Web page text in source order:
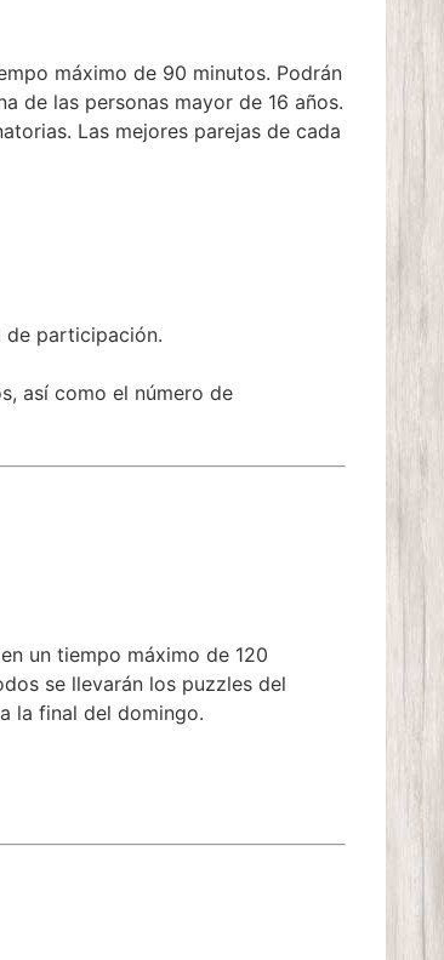
máximo de 90 minutos. Podrán
de las personas mayor de 16 años.
Las mejores parejas de cada
de participación.
así como el número de
un tiempo máximo de 120
se llevarán los puzzles del
la final del domingo.